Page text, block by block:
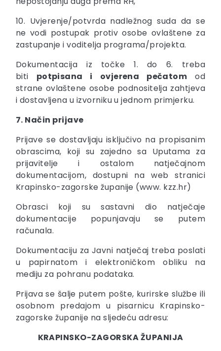
10. Uvjerenje/potvrda nadležnog suda da se
ne vodi postupak protiv osobe ovlaštene za
zastupanje i voditelja programa/projekta.
Dokumentacija iz točke 1. do 6. treba
biti potpisana i ovjerena pečatom od
strane ovlaštene osobe podnositelja zahtjeva
i dostavljena u izvorniku u jednom primjerku.
7. Način prijave
Prijave se dostavljaju isključivo na propisanim
obrascima, koji su zajedno sa Uputama za
prijavitelje i ostalom natječajnom
dokumentacijom, dostupni na web stranici
Krapinsko-zagorske županije (www. kzz.hr)
Obrasci koji su sastavni dio natječaje
dokumentacije popunjavaju se putem
računala.
Dokumentaciju za Javni natječaj treba poslati
u papirnatom i elektroničkom obliku na
mediju za pohranu podataka.
Prijava se šalje putem pošte, kurirske službe ili
osobnom predajom u pisarnicu Krapinsko-
zagorske županije na sljedeću adresu:
KRAPINSKO-ZAGORSKA ŽUPANIJA